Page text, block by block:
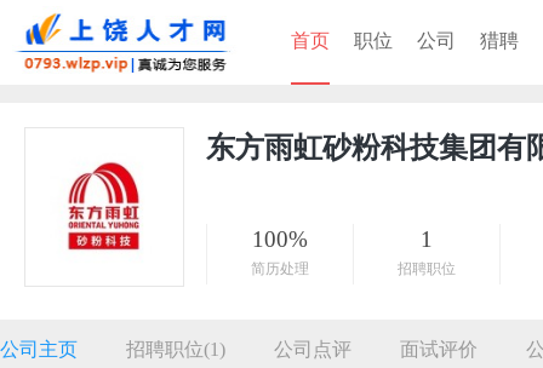
首页 职位 公司 猎聘
东方雨虹砂粉科技集团有
100%
简历处理
1
招聘职位
公司主页 招聘职位(1) 公司点评 面试评价